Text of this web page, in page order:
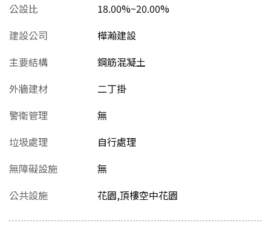
公設比
18.00%~20.00%
建設公司
樺瀚建設
主要結構
鋼筋混凝土
外牆建材
二丁掛
警衛管理
無
垃圾處理
自行處理
無障礙設施
無
公共設施
花園,頂樓空中花園